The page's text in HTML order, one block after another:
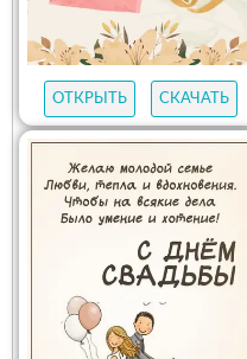
ОТКРЫТЬ СКАЧАТЬ